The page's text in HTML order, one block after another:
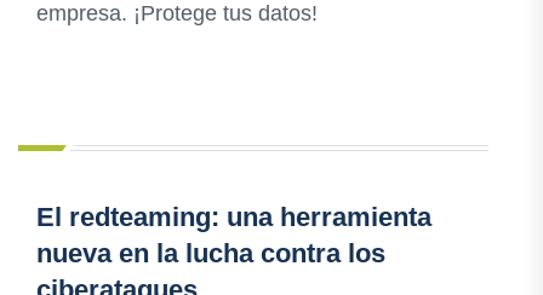
empresa. ¡Protege tus datos!
El redteaming: una herramienta
nueva en la lucha contra los